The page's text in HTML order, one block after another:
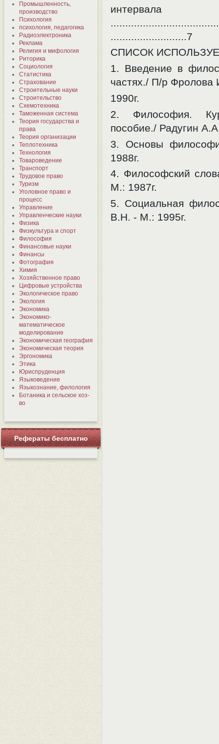
Промышленность,
производство
Психология
психология, педагогика
Радиоэлектроника
Реклама
Религия и мифология
Риторика
Социология
Статистика
Страхование
Строительные науки
Строительство
Схемотехника
Таможенная система
Теория государства и
права
Теория организации
Теплотехника
Технология
Товароведение
Транспорт
Трудовое право
Туризм
Уголовное право и
процесс
Управление
Управленческие науки
Физика
Физкультура и спорт
Философия
Финансовые науки
Финансы
Фотография
Химия
Хозяйственное право
Цифровые устройства
Экологическое право
Экология
Экономика
Экономико-
математическое
моделирование
Экономическая география
Экономическая теория
Эргономика
Этика
Юриспруденция
Языковедение
Языкознание, филология
Ботаника и сельское хоз-
во
Рефераты бесплатно
интервала
..........................7
СПИСОК
1. Введение в
частях./ П/р Фролова
1990г.
2. Философия.
пособие./ Радугин
3. Основы
1988г.
4. Философский
М.: 1987г.
5. Социальная
В.Н. - М.: 1995г.